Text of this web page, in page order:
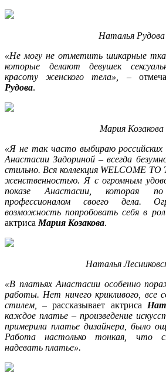
Наталья Рудова
«Не могу не отметить шикарные
которые делают девушек
красоту женского тела»,
–
Рудова.
Мария Козакова
«Я не так часто выбираю
Анастасии Задориной – всегда
стильно. Вся коллекция WELCOME
женственностью. Я с огромным
показе Анастасии, которая
профессионалом своего дела.
возможность попробовать себя в
актриса Мария Козакова.
Наталья
«В платьях Анастасии особенно
работы. Нет ничего крикливого, все
стилем,
– рассказывает актриса
каждое платье – произведение
примерила платье дизайнера, было
Работа настолько тонкая, что
надевать платье».